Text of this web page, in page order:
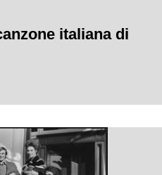
italiana di